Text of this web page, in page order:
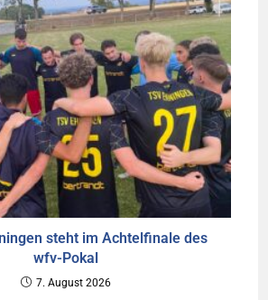
steht im Achtelfinale des
wfv-Pokal
7. August 2026